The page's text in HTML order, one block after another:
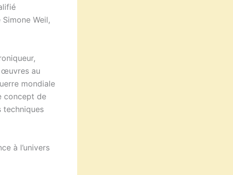
Weil,
au
mondiale
concept de
techniques
à l’univers